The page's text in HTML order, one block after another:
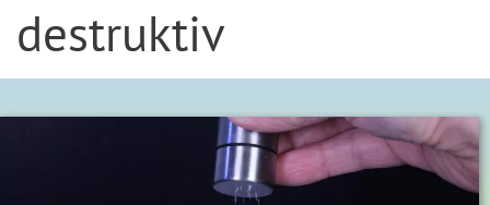
destruktiv